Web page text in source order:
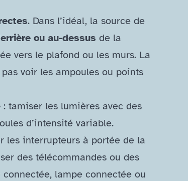
. Dans l’idéal, la source de
ou au-​dessus de la
vers le plafond ou les murs. La
voir les ampoules ou points
: tamiser les lumières avec des
d’intensité variable.
les interrupteurs à portée de la
des télécommandes ou des
lampe connectée ou